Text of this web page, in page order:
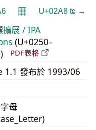
𝄜 U+02A8 ʨ →
擴展 / IPA
(U+0250–
PDF表格
1.1 發布於 1993/06
母